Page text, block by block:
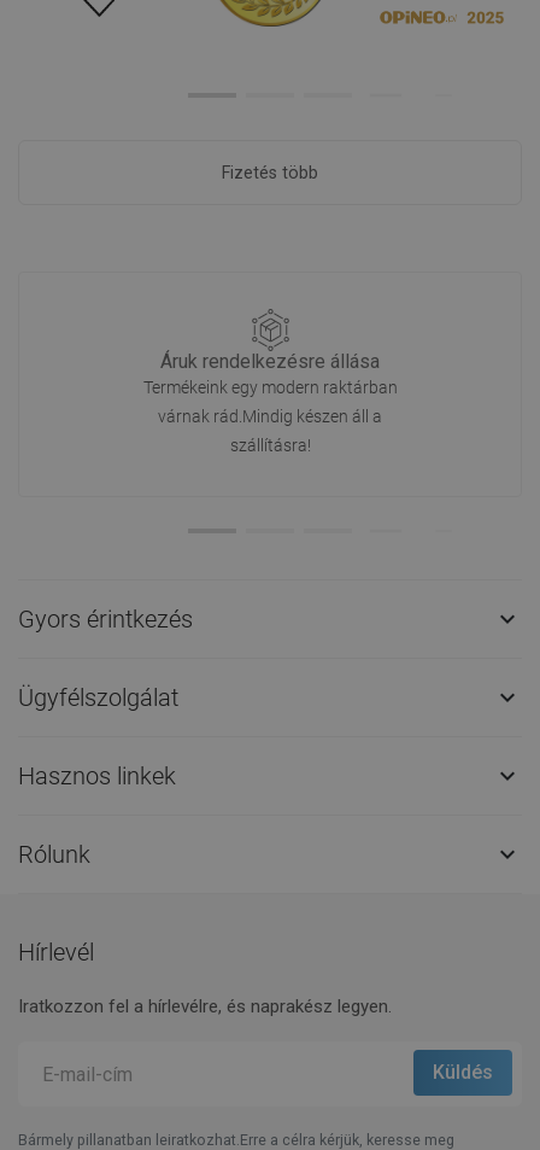
Fizetés több
Áruk rendelkezésre állása
Termékeink egy modern raktárban
várnak rád.Mindig készen áll a
szállításra!
Gyors érintkezés 
Ügyfélszolgálat 
Hasznos linkek 
Rólunk 
Hírlevél
Iratkozzon fel a hírlevélre, és naprakész legyen.
Bármely pillanatban leiratkozhat.Erre a célra kérjük, keresse meg